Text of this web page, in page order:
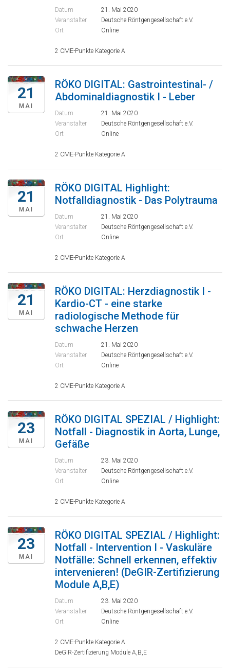
Datum
21. Mai 2020
Veranstalter
Deutsche Röntgengesellschaft e.V.
Ort
Online
2 CME-Punkte Kategorie A
21
MAI
RÖKO DIGITAL: Gastrointestinal- /
Abdominaldiagnostik I - Leber
Datum
21. Mai 2020
Veranstalter
Deutsche Röntgengesellschaft e.V.
Ort
Online
2 CME-Punkte Kategorie A
21
MAI
RÖKO DIGITAL Highlight:
Notfalldiagnostik - Das Polytrauma
Datum
21. Mai 2020
Veranstalter
Deutsche Röntgengesellschaft e.V.
Ort
Online
2 CME-Punkte Kategorie A
21
MAI
RÖKO DIGITAL: Herzdiagnostik I -
Kardio-CT - eine starke
radiologische Methode für
schwache Herzen
Datum
21. Mai 2020
Veranstalter
Deutsche Röntgengesellschaft e.V.
Ort
Online
2 CME-Punkte Kategorie A
23
MAI
RÖKO DIGITAL SPEZIAL / Highlight:
Notfall - Diagnostik in Aorta, Lunge,
Gefäße
Datum
23. Mai 2020
Veranstalter
Deutsche Röntgengesellschaft e.V.
Ort
Online
2 CME-Punkte Kategorie A
23
MAI
RÖKO DIGITAL SPEZIAL / Highlight:
Notfall - Intervention I - Vaskuläre
Notfälle: Schnell erkennen, effektiv
intervenieren! (DeGIR-Zertifizierung
Module A,B,E)
Datum
23. Mai 2020
Veranstalter
Deutsche Röntgengesellschaft e.V.
Ort
Online
2 CME-Punkte Kategorie A
DeGIR-Zertifizierung Module A,B,E